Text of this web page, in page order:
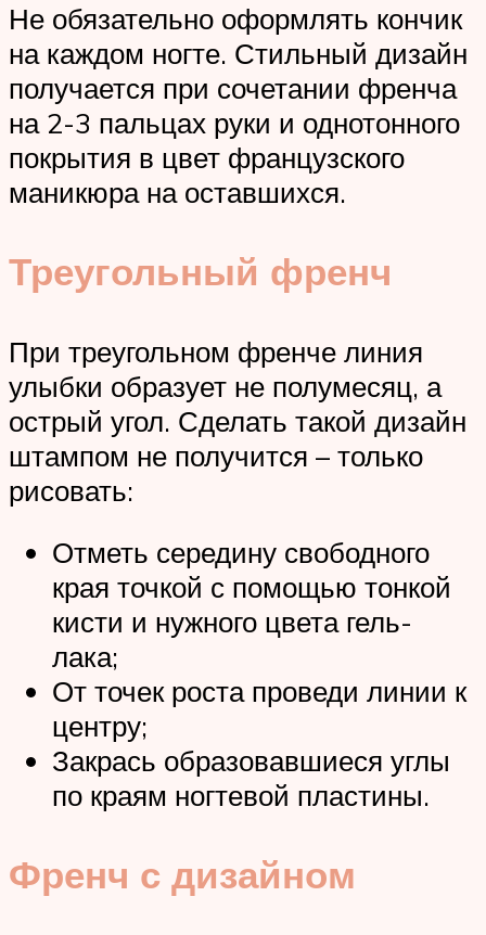
Не обязательно оформлять кончик
на каждом ногте. Стильный дизайн
получается при сочетании френча
на 2-3 пальцах руки и однотонного
покрытия в цвет французского
маникюра на оставшихся.
Треугольный френч
При треугольном френче линия
улыбки образует не полумесяц, а
острый угол. Сделать такой дизайн
штампом не получится – только
рисовать:
Отметь середину свободного
края точкой с помощью тонкой
кисти и нужного цвета гель-
лака;
От точек роста проведи линии к
центру;
Закрась образовавшиеся углы
по краям ногтевой пластины.
Френч с дизайном